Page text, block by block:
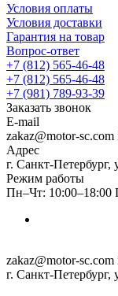
Условия оплаты
Условия доставки
Гарантия на товар
Вопрос-ответ
+7 (812) 565-46-48
+7 (812) 565-46-48
+7 (981) 789-93-39
Заказать звонок
E-mail
zakaz@motor-
Адрес
г. Санкт-Петербург,
Режим работы
Пн–Чт: 10:00–18:00
zakaz@motor-
г. Санкт-Петербург,